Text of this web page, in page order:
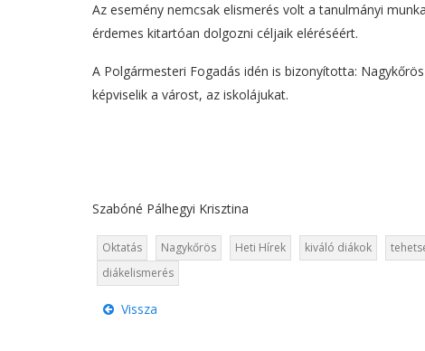
Az esemény nemcsak elismerés volt a tanulmányi
érdemes kitartóan dolgozni céljaik eléréséért.
A Polgármesteri Fogadás idén is bizonyította:
képviselik a várost, az iskolájukat.
Szabóné Pálhegyi Krisztina
Oktatás Nagykőrös Heti Hírek kiváló diákok
diákelismerés
Vissza